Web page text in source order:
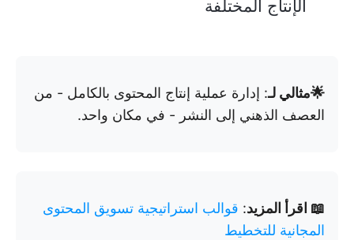
الإنتاج المختلفة
🌟مثالي لـ: إدارة عملية إنتاج المحتوى بالكامل - من
العصف الذهني إلى النشر - في مكان واحد.
📖 اقرأ المزيد: قوالب استراتيجية تسويق المحتوى
المجانية للتخطيط